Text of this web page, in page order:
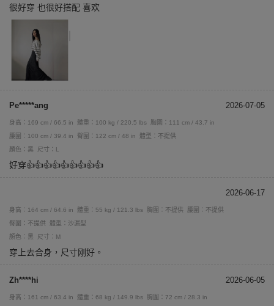
很好穿 也很好搭配 喜欢
Pe*****ang 2026-07-05
身高：169 cm / 66.5 in 體重：100 kg / 220.5 lbs
胸圍：111 cm / 43.7 in
腰圍：100 cm / 39.4 in
臀圍：122 cm / 48 in
體型：不提供
顏色：黑
尺寸：L
好穿👍👍👍👍👍👍👍👍👍
2026-06-17
身高：164 cm / 64.6 in 體重：55 kg / 121.3 lbs 胸圍：不提供
腰圍：不提供
臀圍：不提供
體型：沙漏型
顏色：黑
尺寸：M
穿上去合身，尺寸刚好。
Zh****hi 2026-06-05
身高：161 cm / 63.4 in 體重：68 kg / 149.9 lbs
胸圍：72 cm / 28.3 in